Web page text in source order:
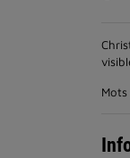
Mots